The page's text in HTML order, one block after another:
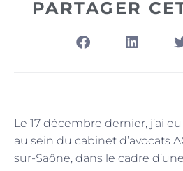
PARTAGER
Le 17 décembre dernier, j’ai
au sein du cabinet d’avocats
sur-Saône, dans le cadre